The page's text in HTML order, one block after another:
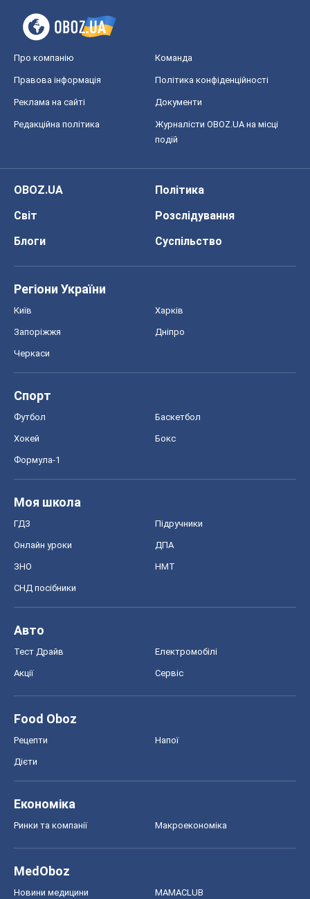
Про компанію Команда
Правова інформація Політика конфіденційності
Реклама на сайті Документи
Редакційна політика
Журналісти OBOZ.UA на місці
подій
OBOZ.UA
Політика
Світ
Розслідування
Блоги
Суспільство
Регіони України
Київ Харків
Запоріжжя Дніпро
Черкаси
Спорт
Футбол Баскетбол
Хокей Бокс
Формула-1
Моя школа
ГДЗ Підручники
Онлайн уроки ДПА
ЗНО НМТ
СНД посібники
Авто
Тест Драйв Електромобілі
Акції Сервіс
Food Oboz
Рецепти Напої
Дієти
Економіка
Ринки та компанії Макроекономіка
MedOboz
Новини медицини MAMACLUB